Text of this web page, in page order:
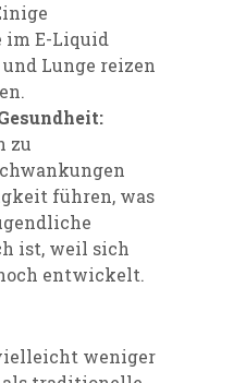
E-Liquid
Lunge reizen
zu
führen, was
ist, weil sich
entwickelt.
weniger